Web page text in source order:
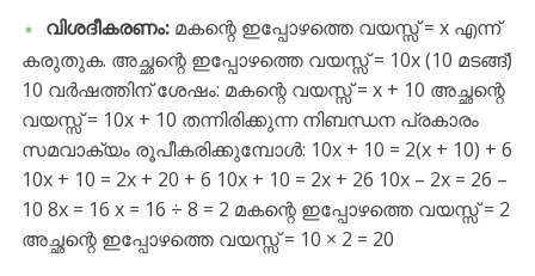
വിശദീകരണം:മകന്റെ ഇപ്പോഴത്തെ വയസ്സ് = x എന്ന്
കരുതുക. അച്ഛന്റെ ഇപ്പോഴത്തെ വയസ്സ് = 10x (10 മടങ്ങ്)
10 വർഷത്തിന് ശേഷം: മകന്റെ വയസ്സ് = x + 10 അച്ഛന്റെ
വയസ്സ് = 10x + 10 തന്നിരിക്കുന്ന നിബന്ധന പ്രകാരം
സമവാക്യം രൂപീകരിക്കുമ്പോൾ: 10x + 10 = 2(x + 10) + 6
10x + 10 = 2x + 20 + 6 10x + 10 = 2x + 26 10x – 2x = 26 –
10 8x = 16 x = 16 ÷ 8 = 2 മകന്റെ ഇപ്പോഴത്തെ വയസ്സ് = 2
അച്ഛന്റെ ഇപ്പോഴത്തെ വയസ്സ് = 10 × 2 = 20